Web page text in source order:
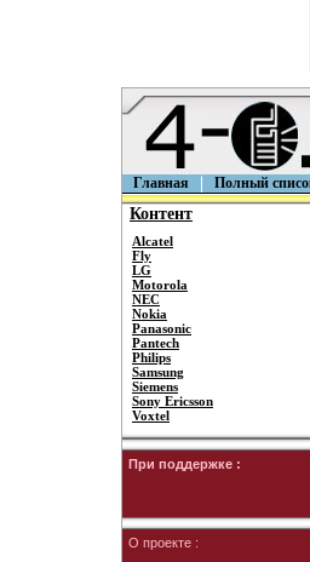
Главная Полный
Контент
Alcatel
Fly
LG
Motorola
NEC
Nokia
Panasonic
Pantech
Philips
Samsung
Siemens
Sony Ericsson
Voxtel
При поддержке :
О проекте :